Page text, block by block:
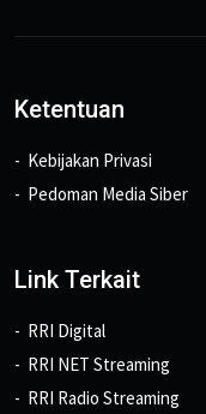
Ketentuan
Kebijakan Privasi
Pedoman Media Siber
Link Terkait
RRI Digital
RRI NET Streaming
RRI Radio Streaming